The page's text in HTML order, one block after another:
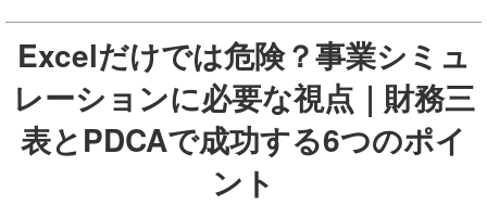
Excelだけでは危険？事業シミュ
レーションに必要な視点｜財務三
表とPDCAで成功する6つのポイ
ント